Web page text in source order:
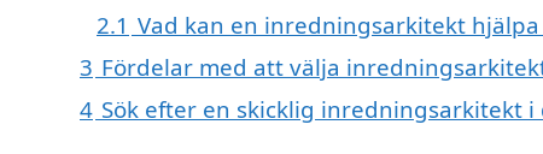
2.1 Vad kan en inredningsarkitekt
3 Fördelar med att välja
4 Sök efter en skicklig inredningsarkitekt